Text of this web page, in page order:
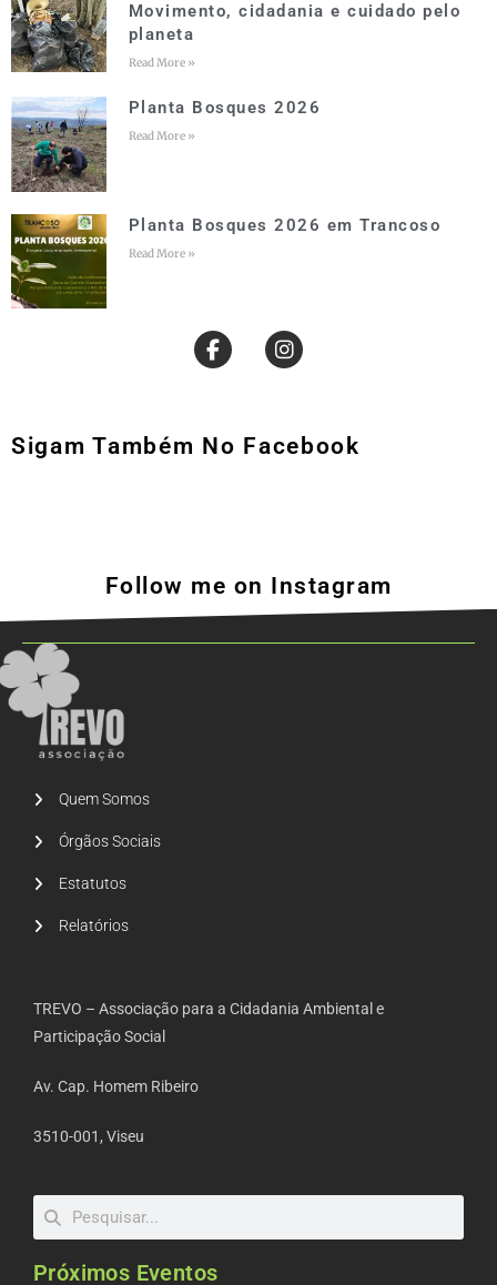
Movimento, cidadania e cuidado pelo
planeta
Read More »
Planta Bosques 2026
Read More »
Planta Bosques 2026 em Trancoso
Read More »
Sigam Também No Facebook
Follow me on Instagram
Quem Somos
Órgãos Sociais
Estatutos
Relatórios
TREVO – Associação para a Cidadania Ambiental e
Participação Social
Av. Cap. Homem Ribeiro
3510-001, Viseu
Próximos Eventos